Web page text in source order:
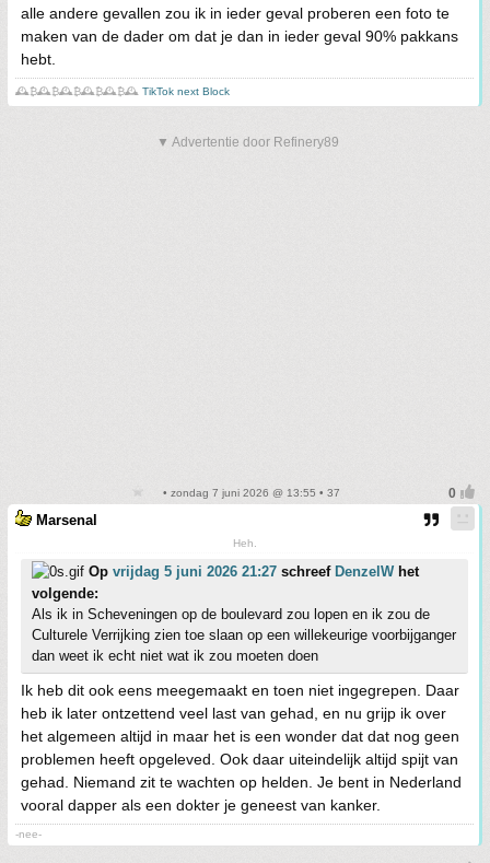
alle andere gevallen zou ik in ieder geval proberen een foto te
maken van de dader om dat je dan in ieder geval 90% pakkans
hebt.
🕰️₿🕰️₿🕰️₿🕰️₿🕰️₿🕰️ TikTok next Block
▼ Advertentie door Refinery89
• zondag 7 juni 2026 @ 13:55 • 37
Marsenal
Heh.
Op vrijdag 5 juni 2026 21:27 schreef DenzelWhet
volgende:
Als ik in Scheveningen op de boulevard zou lopen en ik zou de
Culturele Verrijking zien toe slaan op een willekeurige voorbijganger
dan weet ik echt niet wat ik zou moeten doen
Ik heb dit ook eens meegemaakt en toen niet ingegrepen. Daar
heb ik later ontzettend veel last van gehad, en nu grijp ik over
het algemeen altijd in maar het is een wonder dat dat nog geen
problemen heeft opgeleved. Ook daar uiteindelijk altijd spijt van
gehad. Niemand zit te wachten op helden. Je bent in Nederland
vooral dapper als een dokter je geneest van kanker.
-nee-